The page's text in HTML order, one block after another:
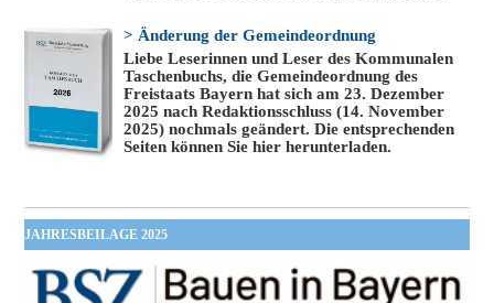
> Änderung der Gemeindeordnung
Liebe Leserinnen und Leser des Kommunalen
Taschenbuchs, die Gemeindeordnung des
Freistaats Bayern hat sich am 23. Dezember
2025 nach Redaktionsschluss (14. November
2025) nochmals geändert. Die entsprechenden
Seiten können Sie hier herunterladen.
JAHRESBEILAGE 2025